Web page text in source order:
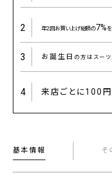
2 年2回お買い上げ総額の7%
3 お誕生日 の方はスー
4 来店ごとに100
基本情報 そ